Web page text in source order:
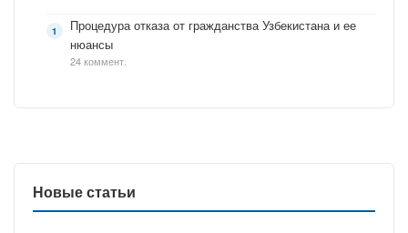
Процедура отказа от гражданства Узбекистана и ее
нюансы
24 коммент.
Новые статьи